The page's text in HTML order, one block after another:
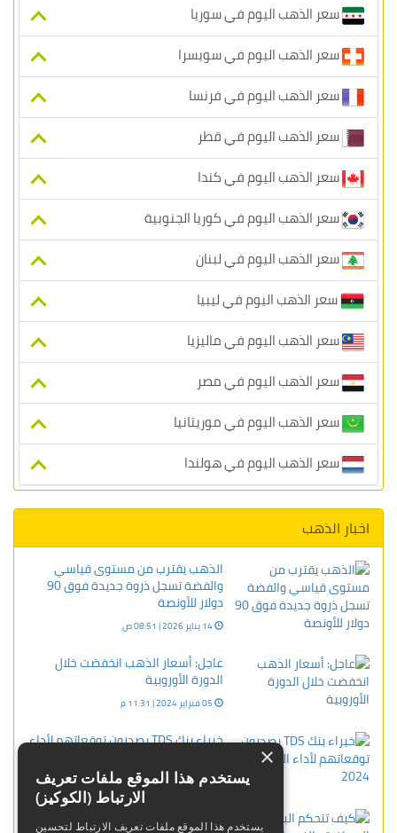
سعر الذهب اليوم في سوريا
سعر الذهب اليوم في سويسرا
سعر الذهب اليوم في فرنسا
سعر الذهب اليوم في قطر
سعر الذهب اليوم في كندا
سعر الذهب اليوم في كوريا الجنوبية
سعر الذهب اليوم في لبنان
سعر الذهب اليوم في ليبيا
سعر الذهب اليوم في ماليزيا
سعر الذهب اليوم في مصر
سعر الذهب اليوم في موريتانيا
سعر الذهب اليوم في هولندا
اخبار الذهب
الذهب يقترب من مستوى قياسي
والفضة تسجل ذروة جديدة فوق 90
دولار للأونصة
عاجل: أسعار الذهب انخفضت خلال
الدورة الأوروبية
خبراء بنك TDS يصدرون توقعاتهم لأداء
01 ديسمبر 2023 | 09:03 م
كيف تتحكم البنوك المركزية
×
يستخدم هذا الموقع ملفات تعريف
الارتباط (الكوكيز)
يستخدم هذا الموقع ملفات تعريف الارتباط لتحسين